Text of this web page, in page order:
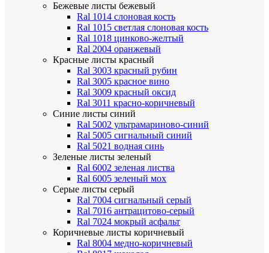
Бежевые листы бежевый
Ral 1014 слоновая кость
Ral 1015 светлая слоновая кость
Ral 1018 цинково-желтый
Ral 2004 оранжевый
Красные листы красный
Ral 3003 красный рубин
Ral 3005 красное вино
Ral 3009 красный оксид
Ral 3011 красно-коричневый
Синие листы синий
Ral 5002 ультрамариново-синий
Ral 5005 сигнальный синий
Ral 5021 водная синь
Зеленые листы зеленый
Ral 6002 зеленая листва
Ral 6005 зеленый мох
Серые листы серый
Ral 7004 сигнальный серый
Ral 7016 антрацитово-серый
Ral 7024 мокрый асфальт
Коричневые листы коричневый
Ral 8004 медно-коричневый